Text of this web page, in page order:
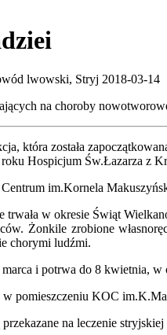
lwowski, Stryj 2018-03-14
na choroby
która została
Hospicjum Św.Łazarza z
im.Kornela
w okresie Świąt
Żonkile zrobione
chorymi ludźmi.
i potrwa do 8 kwietnia,
pomieszczeniu KOC
przekazane na leczenie